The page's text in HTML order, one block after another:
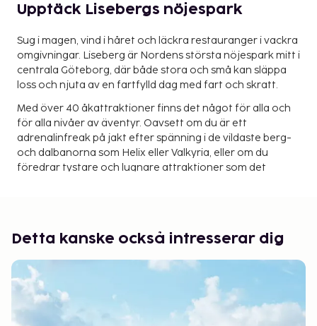
Upptäck Lisebergs nöjespark
Sug i magen, vind i håret och läckra restauranger i vackra
omgivningar. Liseberg är Nordens största nöjespark mitt i
centrala Göteborg, där både stora och små kan släppa
loss och njuta av en fartfylld dag med fart och skratt.
Med över 40 åkattraktioner finns det något för alla och
för alla nivåer av äventyr. Oavsett om du är ett
adrenalinfreak på jakt efter spänning i de vildaste berg-
och dalbanorna som Helix eller Valkyria, eller om du
föredrar tystare och lugnare attraktioner som det
föreställningar och konserter på utomhusscenerna till
finns det alltid något nytt och spännande att göra.
Och när hungern slår till kan du skämma bort dina
smaklökar med en mängd läckra matställen och kaféer
som erbjuder allt från traditionella svenska rätter till
Detta kanske också intresserar dig